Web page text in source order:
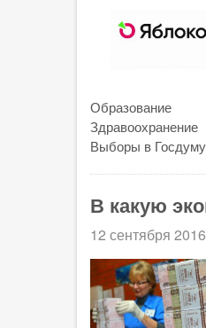
Образование
Здравоохранение
Выборы в
В какую
12 сентября 2016